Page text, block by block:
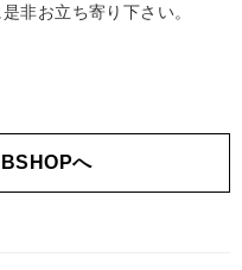
非お立ち寄り下さい。
へ